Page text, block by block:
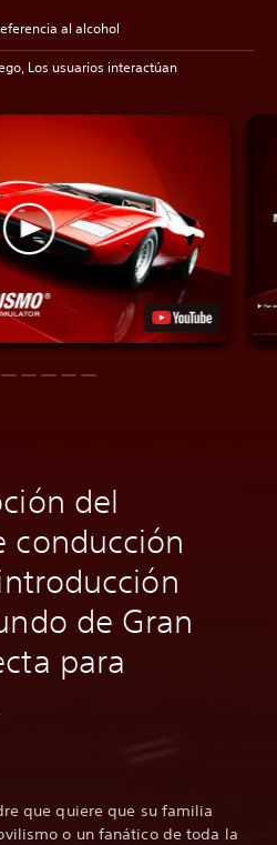
al alcohol
Los usuarios interactúan
del
conducción
de Gran
para
que quiere que su familia
o un fanático de toda la